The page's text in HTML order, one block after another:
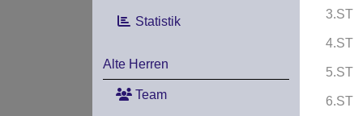
Statistik
Alte Herren
Team
3.ST
4.ST
5.ST
6.ST